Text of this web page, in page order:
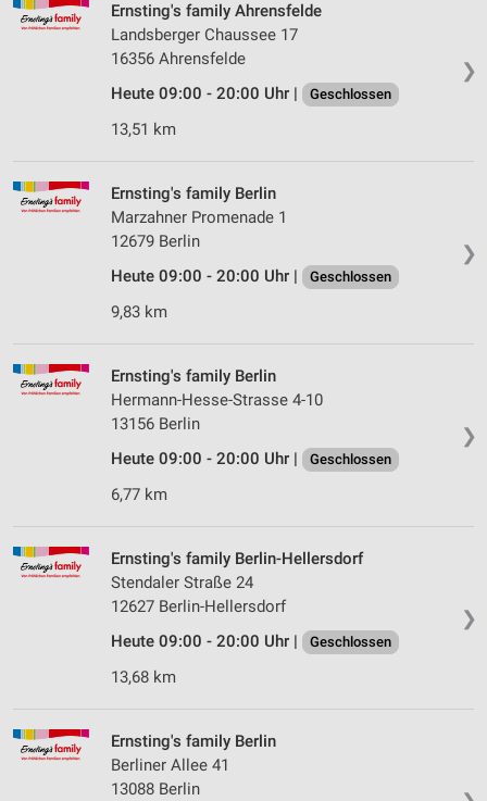
❯
Ernsting's family Ahrensfelde
Landsberger Chaussee 17
16356 Ahrensfelde
Heute 09:00 - 20:00 Uhr |
Geschlossen
13,51 km
❯
Ernsting's family Berlin
Marzahner Promenade 1
12679 Berlin
Heute 09:00 - 20:00 Uhr |
Geschlossen
9,83 km
❯
Ernsting's family Berlin
Hermann-Hesse-Strasse 4-10
13156 Berlin
Heute 09:00 - 20:00 Uhr |
Geschlossen
6,77 km
❯
Ernsting's family Berlin-Hellersdorf
Stendaler Straße 24
12627 Berlin-Hellersdorf
Heute 09:00 - 20:00 Uhr |
Geschlossen
13,68 km
Ernsting's family Berlin
Berliner Allee 41
13088 Berlin